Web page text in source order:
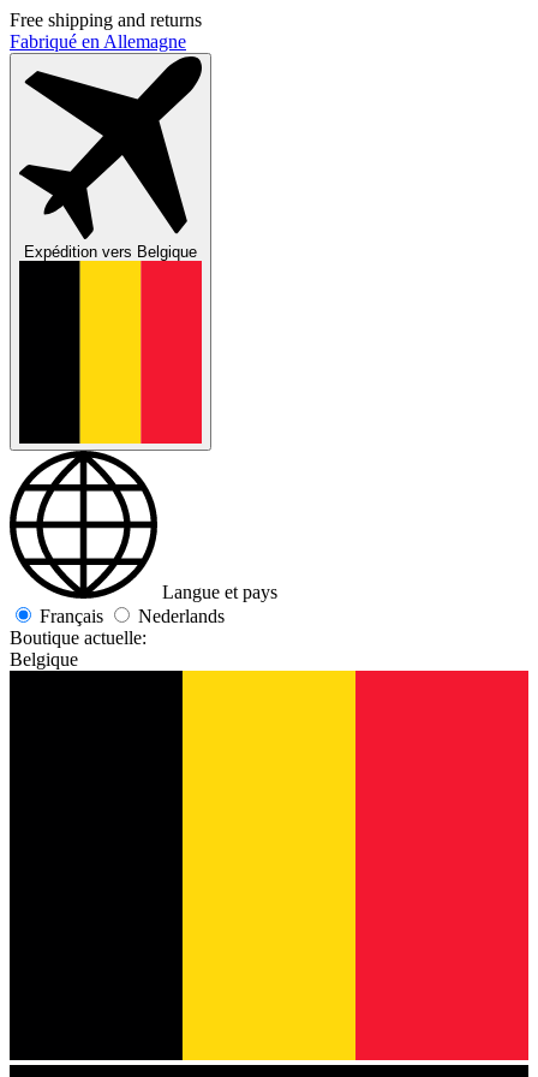
Free shipping and returns
Fabriqué en Allemagne
Expédition vers Belgique
Langue et pays
Français
Nederlands
Boutique actuelle:
Belgique